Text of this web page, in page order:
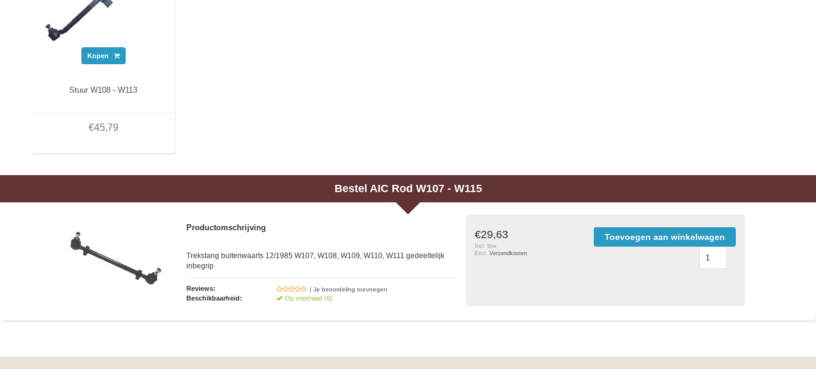
Kopen
Stuur W108 - W113
€45,79
Bestel AIC Rod W107 - W115
Productomschrijving
Trekstang buitenwaarts 12/1985 W107, W108, W109, W110, W111 gedeeltelijk
inbegrip
Reviews: | Je beoordeling toevoegen
Beschikbaarheid: Op voorraad (6)
€29,63
Incl. btw
Excl. Verzendkosten
Toevoegen aan winkelwagen